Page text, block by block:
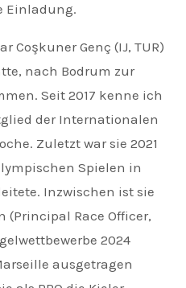
Einladung.
Coşkuner Genç (IJ, TUR)
nach Bodrum zur
Seit 2017 kenne ich
der Internationalen
Zuletzt war sie 2021
Spielen in
Inzwischen ist sie
Race Officer,
2024
ausgetragen